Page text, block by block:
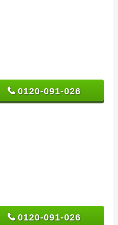
0120-091-026
0120-091-026